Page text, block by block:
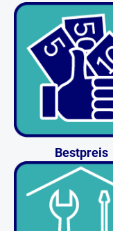
Bestpreis